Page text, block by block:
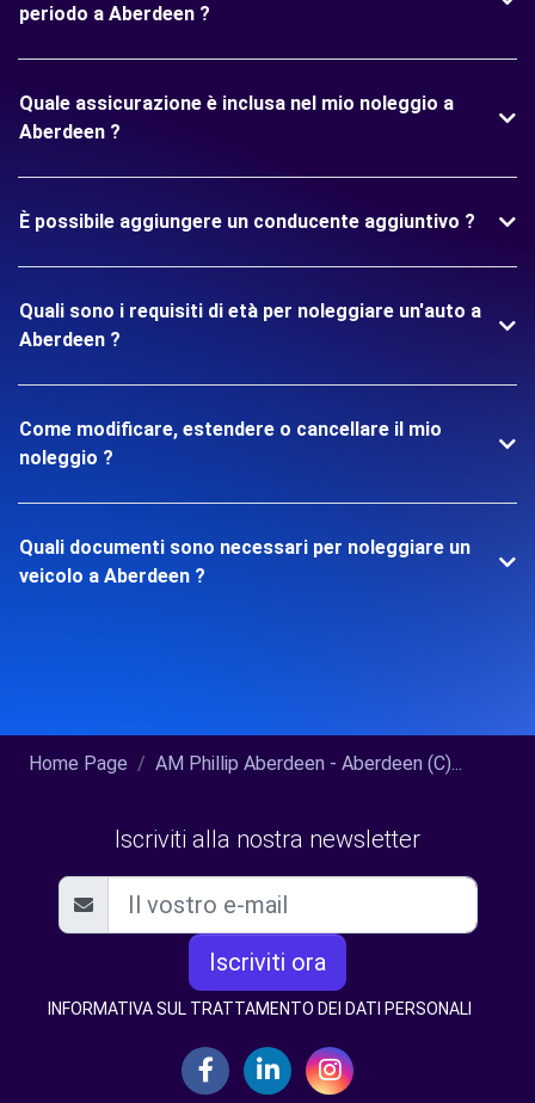
periodo a Aberdeen ?
Quale assicurazione è inclusa nel mio noleggio a
Aberdeen ?
È possibile aggiungere un conducente aggiuntivo ?
Quali sono i requisiti di età per noleggiare un'auto a
Aberdeen ?
Come modificare, estendere o cancellare il mio
noleggio ?
Quali documenti sono necessari per noleggiare un
veicolo a Aberdeen ?
Home Page AM Phillip Aberdeen - Aberdeen (C)...
Iscriviti alla nostra newsletter
Iscriviti ora
INFORMATIVA SUL TRATTAMENTO DEI DATI PERSONALI